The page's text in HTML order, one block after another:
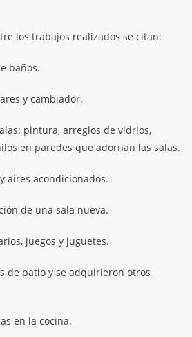
los trabajos realizados se citan:
baños.
y cambiador.
pintura, arreglos de vidrios,
en paredes que adornan las salas.
aires acondicionados.
de una sala nueva.
juegos y juguetes.
de patio y se adquirieron otros
en la cocina.